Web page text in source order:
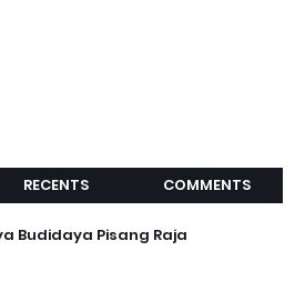
RECENTS COMMENTS
Budidaya Pisang Raja